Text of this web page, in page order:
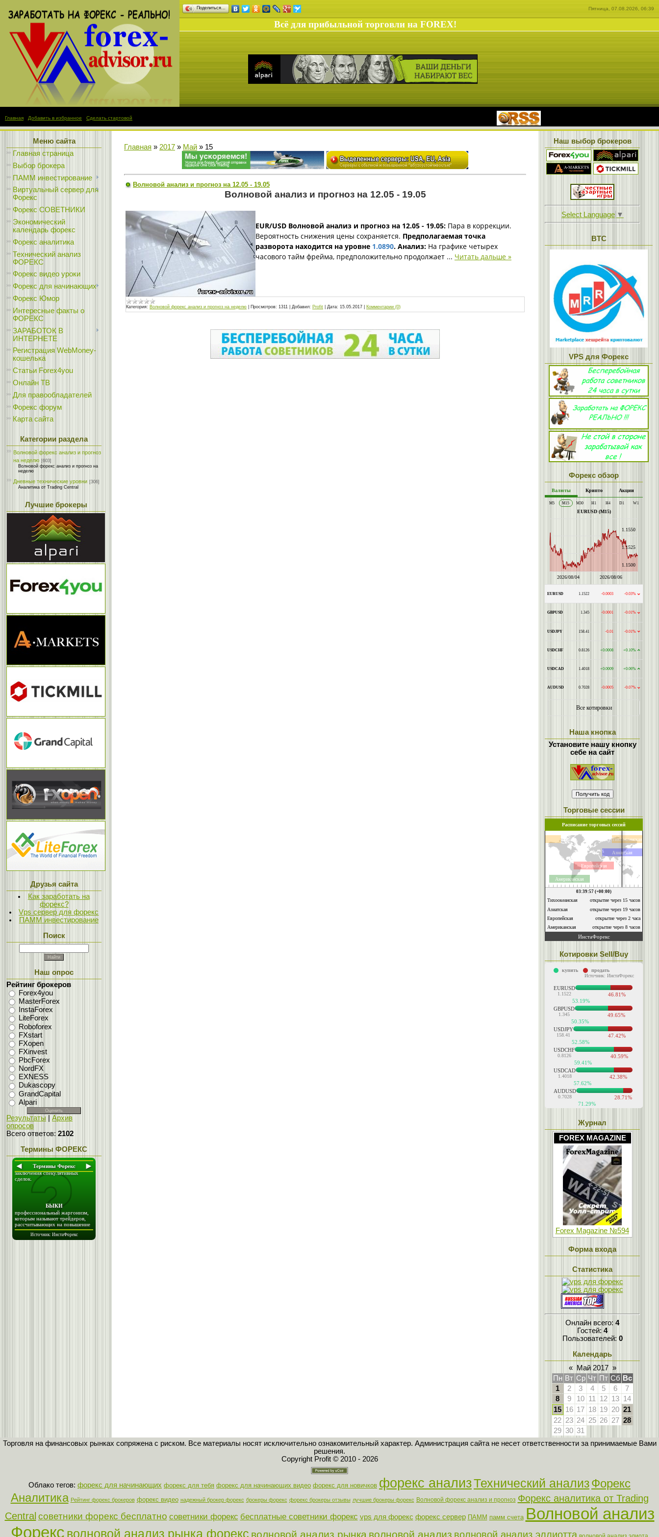
Поделиться… Пятница, 07.08.2026, 06:39
Всё для прибыльной торговли на FOREX!
Главная Добавить в избранное Сделать стартовой
Меню сайта
Главная страница
Выбор брокера
ПАММ инвестирование
Виртуальный сервер для
Форекс
Форекс СОВЕТНИКИ
Экономический
календарь форекс
Форекс аналитика
Технический анализ
ФОРЕКС
Форекс видео уроки
Форекс для начинающих
Форекс Юмор
Интересные факты о
ФОРЕКС
ЗАРАБОТОК В
ИНТЕРНЕТЕ
Регистрация WebMoney-
кошелька
Статьи Forex4you
Онлайн ТВ
Для правообладателей
Форекс форум
Карта сайта
Категории раздела
Волновой форекс анализ и прогноз
на неделю [603]
Волновой форекс анализ и прогноз на
неделю
Дневные технические уровни [306]
Аналитика от Trading Central
Лучшие брокеры
Друзья сайта
Как заработать на
форекс?
Vps сервер для форекс
ПАММ инвестирование
Поиск
Наш опрос
Рейтинг брокеров
Forex4you
MasterForex
InstaForex
LiteForex
Roboforex
FXstart
FXopen
FXinvest
PbcForex
NordFX
EXNESS
Dukascopy
GrandCapital
Alpari
Результаты
Архив
опросов
Всего ответов: 2102
Термины ФОРЕКС
Главная » 2017 » Май » 15
Волновой анализ и прогноз на 12.05 - 19.05
Волновой анализ и прогноз на 12.05 - 19.05
EUR/USD Волновой анализ и прогноз на 12.05 - 19.05: Пара в коррекции.
Вероятность снижения цены сохраняется. Предполагаемая точка
разворота находится на уровне 1.0890. Анализ: На графике четырех
часового тайм фрейма, предположительно продолжает ... Читать дальше »
Категория: Волновой форекс анализ и прогноз на неделю Просмотров: 1311 Добавил: Profit Дата: 15.05.2017 Комментарии (0)
Наш выбор брокеров
Select Language ▼
BTC
VPS для Форекс
Форекс обзор
Наша кнопка
Установите нашу кнопку
себе на сайт
Торговые сессии
Котировки Sell/Buy
Журнал
FOREX MAGAZINE
Forex Magazine №594
Форма входа
Статистика
Онлайн всего: 4
Гостей: 4
Пользователей: 0
Календарь
«
Май 2017 »
Пн Вт Ср Чт Пт Сб Вс
1
2 3 4 5 6
7
8
9 10 11 12 13 14
15 16 17 18 19 20 21
22 23 24 25 26 27 28
29 30 31
Торговля на финансовых рынках сопряжена с риском. Все материалы носят исключительно ознакомительный характер. Администрация сайта не несет ответственности за принимаемые Вами
решения.
Copyright Profit © 2010 - 2026
Облако тегов: форекс для начинающих форекс для тебя форекс для начинающих видео форекс для новичков форекс анализТехнический анализФорекс
Аналитика Рейтинг форекс брокеров форекс видео надежный брокер форекс брокеры форекс форекс брокеры отзывы лучшие брокеры форекс Волновой форекс анализ и прогноз Форекс аналитика от Trading
Central советники форекс бесплатно советники форекс бесплатные советники форекс vps для форекс форекс сервер ПАММ памм счета Волновой анализ
Форекс волновой анализ рынка форекс волновой анализ рынка волновой анализ волновой анализ эллиотта